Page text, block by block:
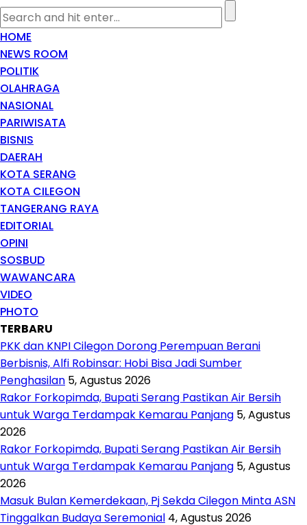
HOME
NEWS ROOM
POLITIK
OLAHRAGA
NASIONAL
PARIWISATA
BISNIS
DAERAH
KOTA SERANG
KOTA CILEGON
TANGERANG RAYA
EDITORIAL
OPINI
SOSBUD
WAWANCARA
VIDEO
PHOTO
TERBARU
PKK dan KNPI Cilegon Dorong Perempuan Berani
Berbisnis, Alfi Robinsar: Hobi Bisa Jadi Sumber
Penghasilan 5, Agustus 2026
Rakor Forkopimda, Bupati Serang Pastikan Air Bersih
untuk Warga Terdampak Kemarau Panjang 5, Agustus
2026
Rakor Forkopimda, Bupati Serang Pastikan Air Bersih
untuk Warga Terdampak Kemarau Panjang 5, Agustus
2026
Masuk Bulan Kemerdekaan, Pj Sekda Cilegon Minta ASN
Tinggalkan Budaya Seremonial 4, Agustus 2026